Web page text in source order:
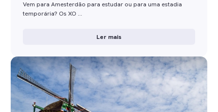
Vem para Amesterdão para estudar ou para uma estadia
temporária? Os XO …
Ler mais